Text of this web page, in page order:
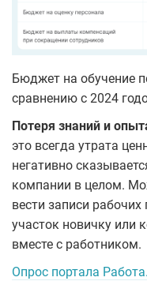
Бюджет на обучение
сравнению с 2024
Потеря знаний и
это всегда утрата
негативно
компании в целом.
вести записи
участок новичку или
вместе с работником.
Опрос портала